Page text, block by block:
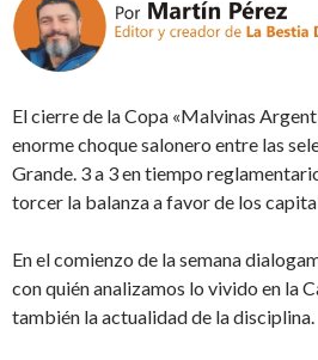
El cierre de la Copa «Malvinas
enorme choque salonero entre las
Grande. 3 a 3 en tiempo
torcer la balanza a favor de los
En el comienzo de la semana
con quién analizamos lo vivido en la
también la actualidad de la disciplina.